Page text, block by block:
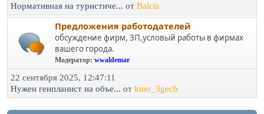
Нормативная на туристиче... от Balcis
Предложения работодателей
обсуждение фирм, ЗП,условый работы в фирмах
вашего города.
Модератор: wwaldemar
22 сентября 2025, 12:47:11
Нужен генпланист на объе... от kmo_3gecb